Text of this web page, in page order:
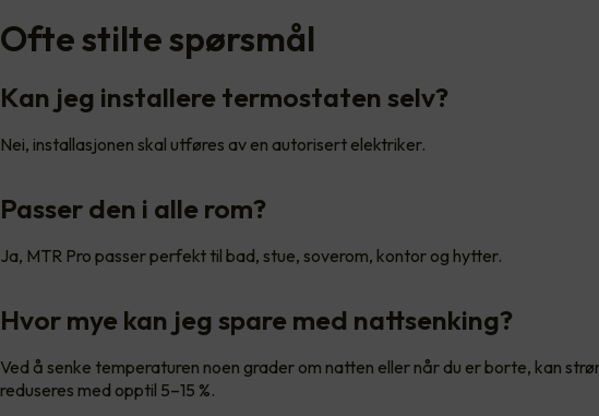
Ofte stilte spørsmål
Kan jeg installere termostaten selv?
Nei, installasjonen skal utføres av en autorisert elektriker.
Passer den i alle rom?
Ja, MTR Pro passer perfekt til bad, stue, soverom, kontor og hytter.
Hvor mye kan jeg spare med nattsenking?
Ved å senke temperaturen noen grader om natten eller når du er borte, kan
reduseres med opptil 5–15 %.